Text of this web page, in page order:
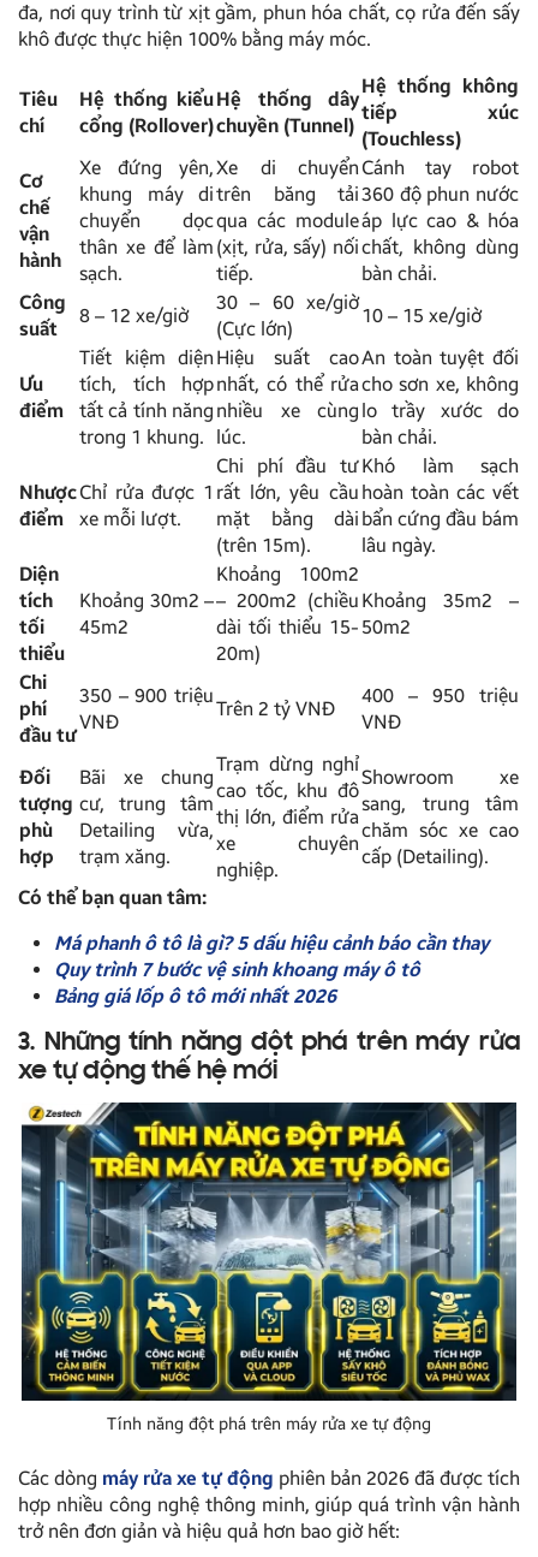
đa, nơi quy trình từ xịt gầm, phun hóa chất, cọ rửa đến sấy
khô được thực hiện 100% bằng máy móc.
Tiêu
chí
Hệ thống kiểu
cổng (Rollover)
Hệ thống dây
chuyền (Tunnel)
Hệ thống không
tiếp xúc
(Touchless)
Cơ
chế
vận
hành
Xe đứng yên,
khung máy di
chuyển dọc
thân xe để làm
sạch.
Xe di chuyển
trên băng tải
qua các module
(xịt, rửa, sấy) nối
tiếp.
Cánh tay robot
360 độ phun nước
áp lực cao & hóa
chất, không dùng
bàn chải.
Công
suất
8 – 12 xe/giờ
30 – 60 xe/giờ
(Cực lớn)
10 – 15 xe/giờ
Ưu
điểm
Tiết kiệm diện
tích, tích hợp
tất cả tính năng
trong 1 khung.
Hiệu suất cao
nhất, có thể rửa
nhiều xe cùng
lúc.
An toàn tuyệt đối
cho sơn xe, không
lo trầy xước do
bàn chải.
Nhược
điểm
Chỉ rửa được 1
xe mỗi lượt.
Chi phí đầu tư
rất lớn, yêu cầu
mặt bằng dài
(trên 15m).
Khó làm sạch
hoàn toàn các vết
bẩn cứng đầu bám
lâu ngày.
Diện
tích
tối
thiểu
Khoảng 30m2 –
45m2
Khoảng 100m2
– 200m2 (chiều
dài tối thiểu 15-
20m)
Khoảng 35m2 –
50m2
Chi
phí
đầu tư
350 – 900 triệu
VNĐ
Trên 2 tỷ VNĐ
400 – 950 triệu
VNĐ
Đối
tượng
phù
hợp
Bãi xe chung
cư, trung tâm
Detailing vừa,
trạm xăng.
Trạm dừng nghỉ
cao tốc, khu đô
thị lớn, điểm rửa
xe chuyên
nghiệp.
Showroom xe
sang, trung tâm
chăm sóc xe cao
cấp (Detailing).
Có thể bạn quan tâm:
Má phanh ô tô là gì? 5 dấu hiệu cảnh báo cần thay
Quy trình 7 bước vệ sinh khoang máy ô tô
Bảng giá lốp ô tô mới nhất 2026
3. Những tính năng đột phá trên máy rửa
xe tự động thế hệ mới
Tính năng đột phá trên máy rửa xe tự động
Các dòng máy rửa xe tự động phiên bản 2026 đã được tích
hợp nhiều công nghệ thông minh, giúp quá trình vận hành
trở nên đơn giản và hiệu quả hơn bao giờ hết: